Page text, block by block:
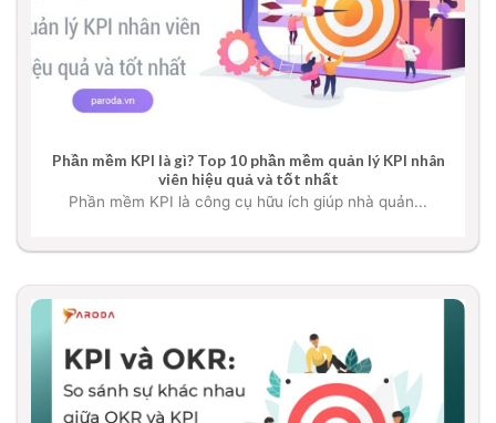
Phần mềm KPI là gì? Top 10 phần mềm quản lý KPI nhân
viên hiệu quả và tốt nhất
Phần mềm KPI là công cụ hữu ích giúp nhà quản...